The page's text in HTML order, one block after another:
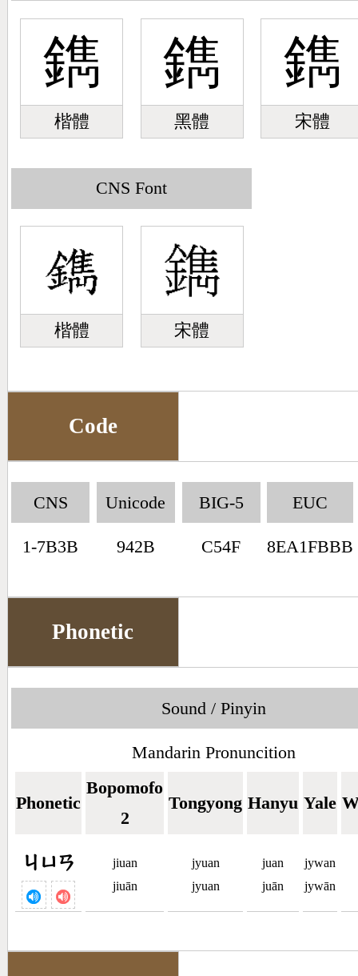
Pinyin Word Index
鐫
楷體
鐫
黑體
鐫
宋體
CNS Font
楷體 宋體
Code
CNS
1-7B3B
Unicode
942B
BIG-5
C54F
EUC
8EA1FBBB
Phonetic
Sound / Pinyin
Mandarin Pronuncition
Phonetic
Bopomofo
2
Tongyong Hanyu Yale
ㄐㄩㄢ
jiuan
jiuān
jyuan
jyuan
juan
juān
jywan
jywān